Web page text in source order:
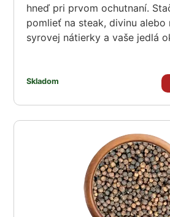
hneď pri prvom ochutnaní.
pomlieť na steak, divinu alebo
syrovej nátierky a vaše jedlá
Skladom